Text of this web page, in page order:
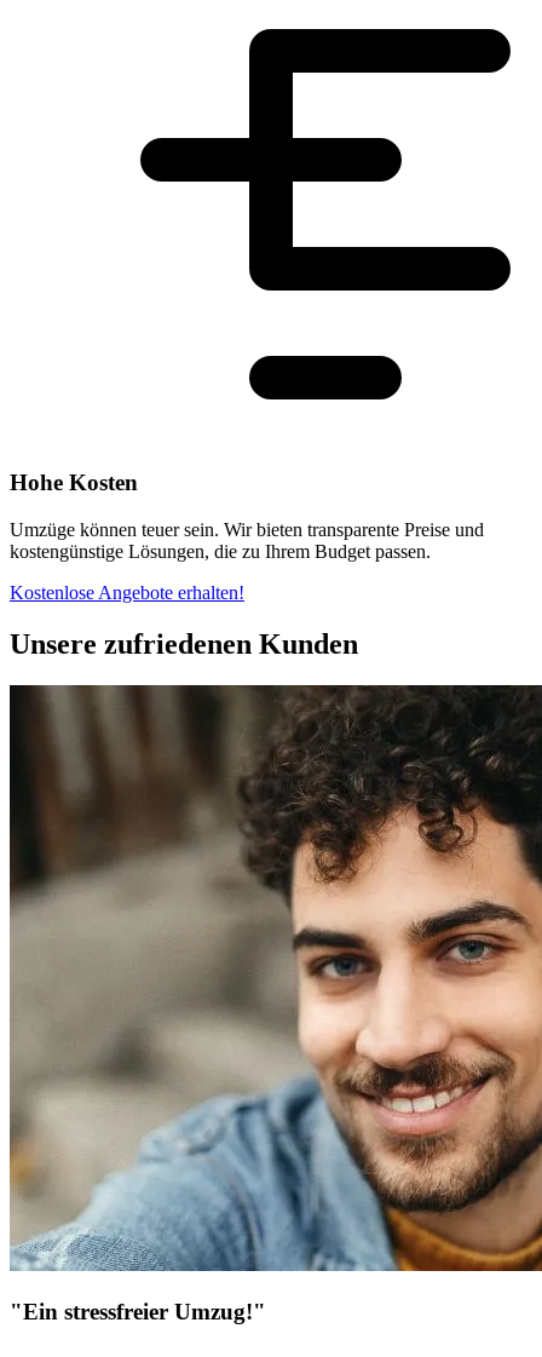
Hohe Kosten
Umzüge können teuer sein. Wir bieten transparente Preise und
kostengünstige Lösungen, die zu Ihrem Budget passen.
Kostenlose Angebote erhalten!
Unsere zufriedenen Kunden
"Ein stressfreier Umzug!"